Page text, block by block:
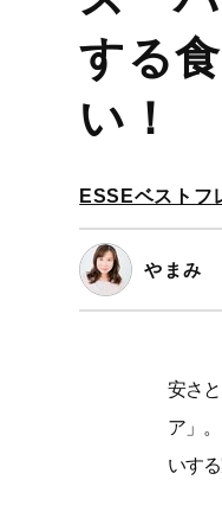
する
い！
ESSEベストフ
やまみ
安さ
ア」
いす